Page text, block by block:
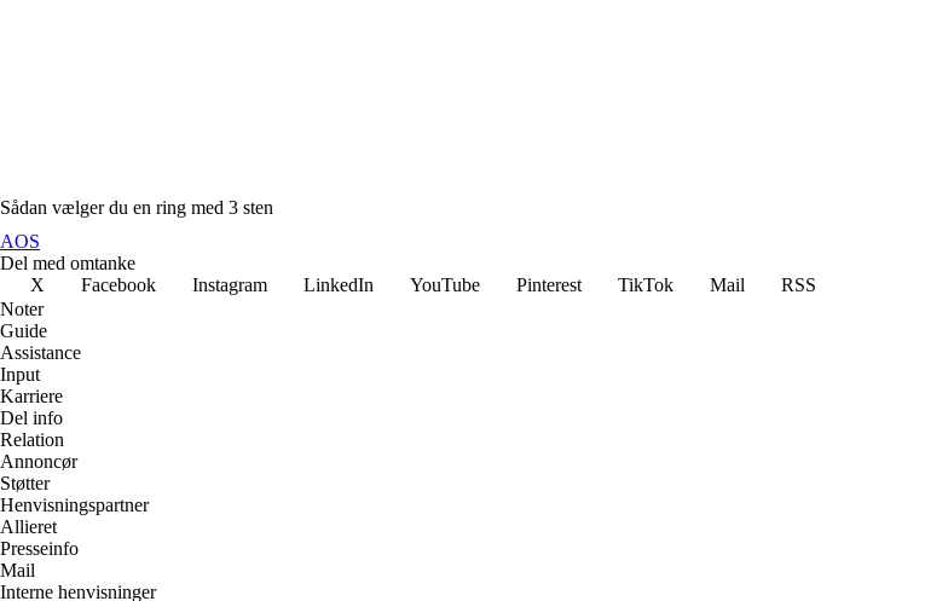
Sådan vælger du en ring med 3 sten
AOS
Del med omtanke
X
Facebook Instagram LinkedIn YouTube Pinterest TikTok Mail
RSS
Noter
Guide
Assistance
Input
Karriere
Del info
Relation
Annoncør
Støtter
Henvisningspartner
Allieret
Presseinfo
Mail
Interne henvisninger